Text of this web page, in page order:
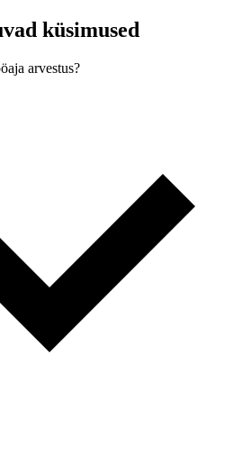
küsimused
arvestus?